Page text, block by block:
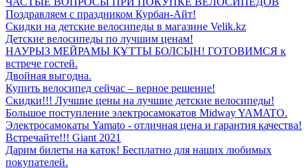
Поздравляем с праздником Курбан-Айт!
Скидки на детские велосипеды в магазине Velik.kz
Детские велосипеды по лучшим ценам!
НАУРЫЗ МЕЙРАМЫ ҚҰТТЫ БОЛСЫН! ГОТОВИМСЯ к
встрече гостей.
Двойная выгодна.
Купить велосипед сейчас – верное решение!
Скидки!!! Лучшие цены на лучшие детские велосипеды!
Большое поступление электросамокатов Midway YAMATO.
Электросамокаты Yamato - отличная цена и гарантия качества!
Встречайте!!! Giant 2021
Дарим билеты на каток! Бесплатно для наших любимых
покупателей.